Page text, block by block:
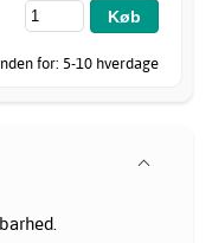
for: 5-10 hverdage